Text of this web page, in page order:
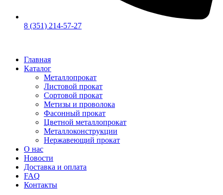
8 (351) 214-57-27
Главная
Каталог
Металлопрокат
Листовой прокат
Сортовой прокат
Метизы и проволока
Фасонный прокат
Цветной металлопрокат
Металлоконструкции
Нержавеющий прокат
О нас
Новости
Доставка и оплата
FAQ
Контакты